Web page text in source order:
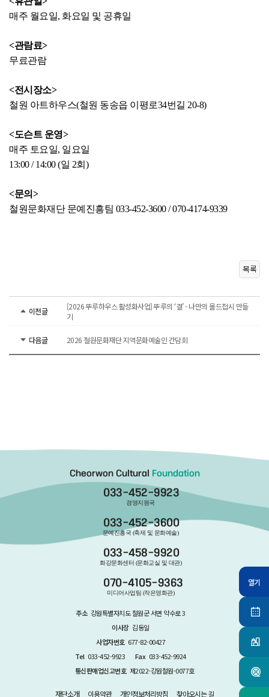
매주 월요일, 화요일 및 공휴일
<관람료>
무료관람
<전시장소>
철원 아트하우스(철원 동송읍 이평로34번길 20-8)
<도슨트 운영>
매주 토요일, 일요일
13:00 / 14:00 (일 2회)
<문의>
철원문화재단 문예진흥팀 033-452-3600 / 070-4174-9339
목록
이전글
[2026 뚜루하우스 활성화사업] 뚜루의 ‘결’ - 나만의 몰드접시 만들
기
다음글 2026 철원문화재단 지역문화예술인 간담회
열기
Cheorwon Cultural Foundation
주소 강원특별자치도 철원군 서면 약수로 3
이사장 김동일
사업자번호 677-82-00427
Tel 033-452-9923 Fax 033-452-9924
통신판매업신고번호 제2022-강원철원-0077호
033-452-9923
경영지원국
033-452-3600
문예진흥국 (축제 및 문화예술)
033-458-9920
화강문화센터 (문화교실 및 대관)
070-4105-9363
미디어사업팀 (작은영화관)
재단소개 이용약관 개인정보처리방침 찾아오시는 길